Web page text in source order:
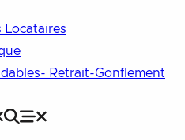
Retrait-Gonflement
Rechercher